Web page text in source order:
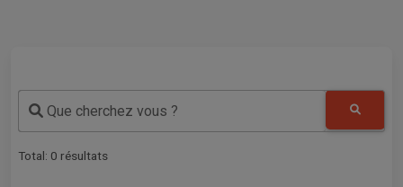
Que cherchez vous ?
Total: 0 résultats